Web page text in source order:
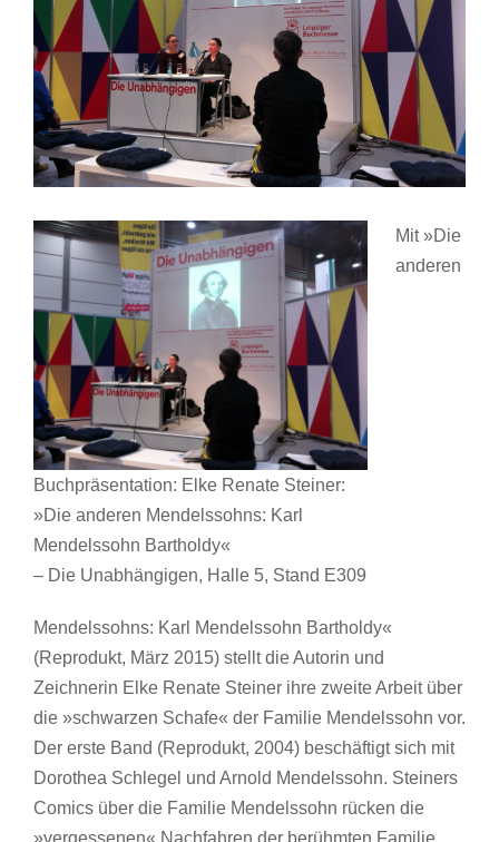
Buchpräsentation: Elke Renate Steiner:
»Die anderen Mendelssohns: Karl
Mendelssohn Bartholdy«
– Die Unabhängigen, Halle 5, Stand E309
Mit »Die
anderen
Mendelssohns: Karl Mendelssohn Bartholdy«
(Reprodukt, März 2015) stellt die Autorin und
Zeichnerin Elke Renate Steiner ihre zweite Arbeit über
die »schwarzen Schafe« der Familie Mendelssohn vor.
Der erste Band (Reprodukt, 2004) beschäftigt sich mit
Dorothea Schlegel und Arnold Mendelssohn. Steiners
Comics über die Familie Mendelssohn rücken die